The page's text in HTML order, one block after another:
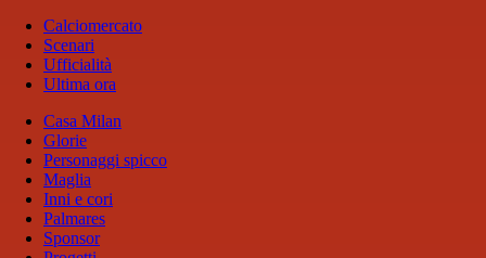
Calciomercato
Scenari
Ufficialità
Ultima ora
Casa Milan
Glorie
Personaggi spicco
Maglia
Inni e cori
Palmares
Sponsor